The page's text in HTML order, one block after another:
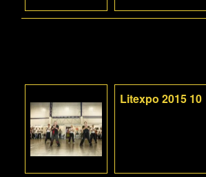
Litexpo 2015 10